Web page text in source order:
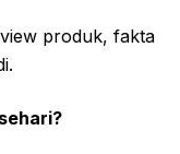
produk, fakta